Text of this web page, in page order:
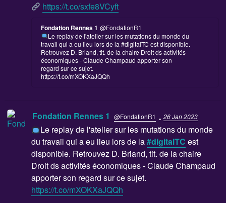
https://t.co/sxfe8VCyft
Fondation Rennes 1 @FondationR1
Le replay de l'atelier sur les mutations du monde du
travail qui a eu lieu lors de la #digitalTC est disponible.
Retrouvez D. Briand, tit. de la chaire Droit ds activités
économiques - Claude Champaud apporter son
regard sur ce sujet.
https://t.co/mXOKXaJQQh
Fondation Rennes 1 @FondationR1 · 26 Jan 2023
Le replay de l'atelier sur les mutations du monde
du travail qui a eu lieu lors de la#digitalTC est
disponible. Retrouvez D. Briand, tit. de la chaire
Droit ds activités économiques - Claude Champaud
apporter son regard sur ce sujet.
https://t.co/mXOKXaJQQh